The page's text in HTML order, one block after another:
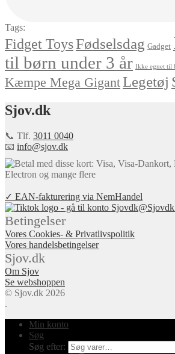
Tags:
Fidget ToysFødselsdag Gadget
til børn under 3 år Ikke egnet til
Kæmpe Mega GigantLegetøj
Sjov.dk
📞 Tlf. 3011 0040
📧 info@sjov.dk
✓ EAN-fakturering via NemHandel
Betingelser
Vores Cookies- & Privatlivspolitik
Vores handelsbetingelser
Sjov.dk
Om Sjov
Se webshoppen
© Sjov.dk 2026
.
Min konto
Søg
Søg efter: